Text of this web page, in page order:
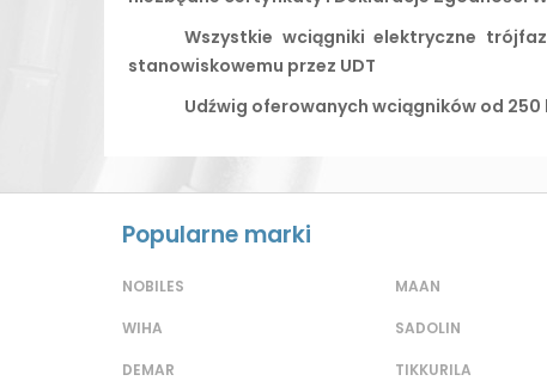
Wszystkie wciągniki elektryczne
stanowiskowemu przez UDT
Udźwig oferowanych wciągników od 250
Popularne marki
NOBILES
WIHA
DEMAR
MAAN
SADOLIN
TIKKURILA